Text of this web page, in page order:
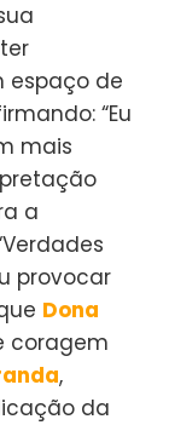
espaço de
“Eu
mais
a
provocar
Dona
coragem
,
da